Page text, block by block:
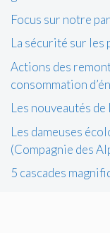
Focus sur notre
La sécurité sur les
Actions des
consommation
Les nouveautés
Les dameuses
(Compagnie des
5 cascades